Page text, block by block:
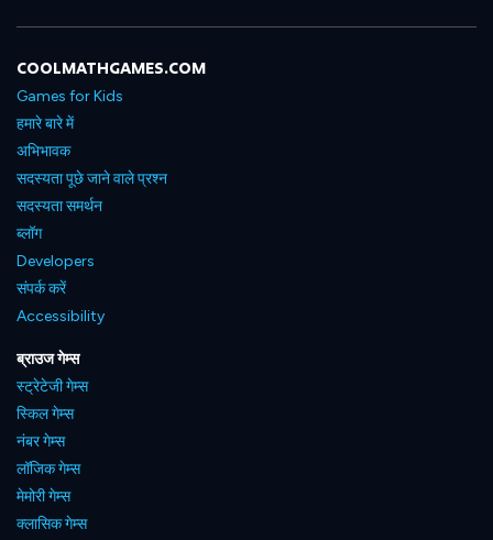
COOLMATHGAMES.COM
Games for Kids
हमारे बारे में
अभिभावक
सदस्यता पूछे जाने वाले प्रश्न
सदस्यता समर्थन
ब्लॉग
Developers
संपर्क करें
Accessibility
ब्राउज गेम्स
स्ट्रेटेजी गेम्स
स्किल गेम्स
नंबर गेम्स
लॉजिक गेम्स
मेमोरी गेम्स
क्लासिक गेम्स